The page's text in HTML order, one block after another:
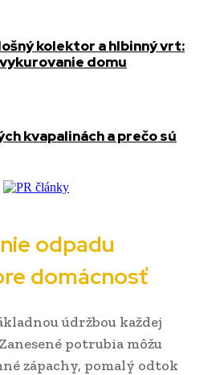
kolektor a hlbinný vrt:
domu
kvapalinách a prečo sú
odpadu
domácnosť
údržbou každej
potrubia môžu
zápachy, pomalý odtok